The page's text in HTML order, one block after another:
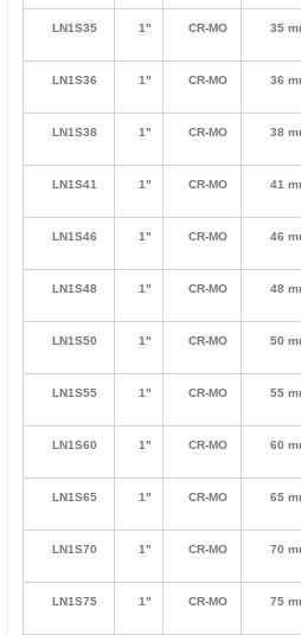
LN1S35 1" CR-MO 35
LN1S36 1" CR-MO 36
LN1S38 1" CR-MO 38
LN1S41 1" CR-MO 41
LN1S46 1" CR-MO 46
LN1S48 1" CR-MO 48
LN1S50 1" CR-MO 50
LN1S55 1" CR-MO 55
LN1S60 1" CR-MO 60
LN1S65 1" CR-MO 65
LN1S70 1" CR-MO 70
LN1S75 1" CR-MO 75